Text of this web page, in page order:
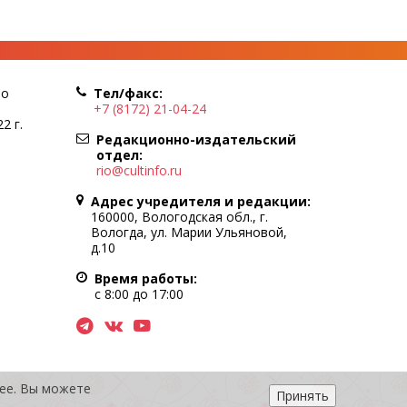
г.
Тел/факс:
+7 (8172) 21-04-24
Редакционно-издательский
отдел:
rio@cultinfo.ru
Адрес учредителя и редакции:
160000, Вологодская обл., г.
Вологда, ул. Марии Ульяновой,
д.10
Время работы:
с 8:00 до 17:00
Вы можете Принять